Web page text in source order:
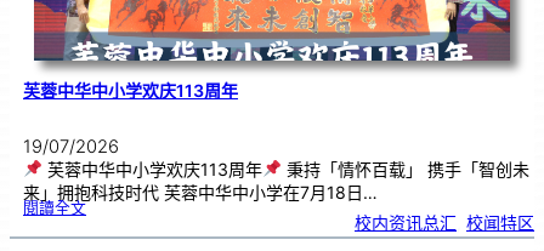
芙蓉中华中小学欢庆113周年
19/07/2026
芙蓉中华中小学欢庆113周年
秉持「情怀百载」 携手「智创未
来」拥抱科技时代 芙蓉中华中小学在7月18日…
閱讀全文:芙
华
校内资讯总汇 校闻特区